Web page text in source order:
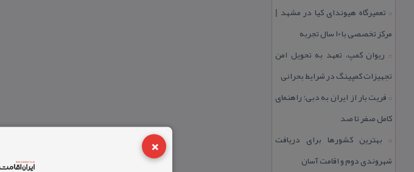
×
:: تعمیرگاه هیوندای كیا در مشهد |
مركز تخصصی با ۱۰ سال تجربه
:: ریوان كمپ، تعهد به تحویل امن
تجهیزات كمپینگ در شرایط بحرانی
:: فریت بار از ایران به دبی؛ راهنمای
كامل صفر تا صد
:: بهترین كشورها برای دریافت
شهروندی دوم و اقامت آسان